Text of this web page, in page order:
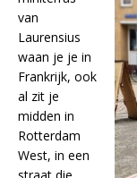
van
Laurensius
waan je je in
Frankrijk, ook
al zit je
midden in
Rotterdam
West, in een